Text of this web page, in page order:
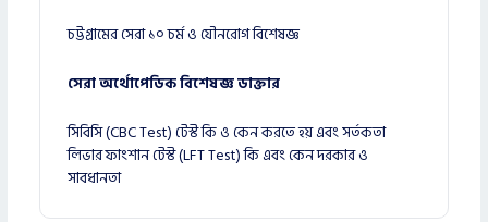
চট্টগ্রামের সেরা ১০ চর্ম ও যৌনরোগ বিশেষজ্ঞ
সেরা অর্থোপেডিক বিশেষজ্ঞ ডাক্তার
সিবিসি (CBC Test) টেস্ট কি ও কেন করতে হয় এবং সর্তকতা
লিভার ফাংশান টেস্ট (LFT Test) কি এবং কেন দরকার ও
সাবধানতা